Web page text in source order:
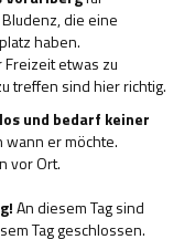
die eine
haben.
etwas zu
treffen sind hier richtig.
und bedarf keiner
wann er möchte.
vor Ort.
An diesem Tag sind
Tag geschlossen.